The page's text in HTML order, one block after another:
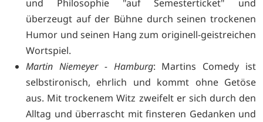
und Philosophie "auf Semesterticket" und
überzeugt auf der Bühne durch seinen trockenen
Humor und seinen Hang zum originell-geistreichen
Wortspiel.
Martin Niemeyer - Hamburg: Martins Comedy ist
selbstironisch, ehrlich und kommt ohne Getöse
aus. Mit trockenem Witz zweifelt er sich durch den
Alltag und überrascht mit finsteren Gedanken und